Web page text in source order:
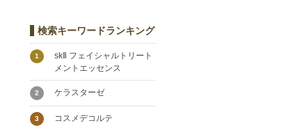
検索キーワードランキング
1
skⅡ フェイシャルトリート
メントエッセンス
2 ケラスターゼ
3 コスメデコルテ